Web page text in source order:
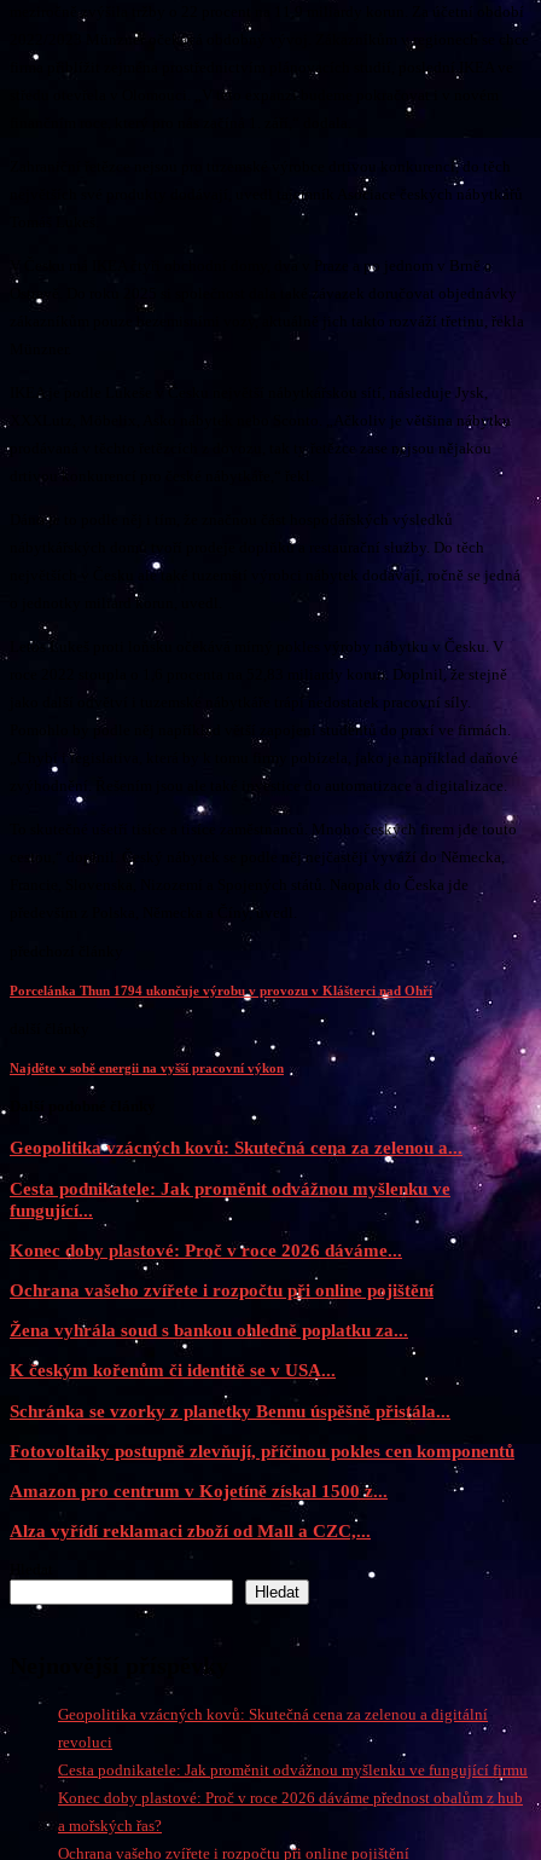
meziročně zvýšila tržby o 22 procent na 11,9 miliardy korun. Za účetní období
2022/2023 Münzner očekává obdobný vývoj. Zákazníkům v regionech se chce
středu otevřela v Olomouci. „V této expanzi budeme pokračovat i v novém
Zahraniční řetězce nejsou pro tuzemské výrobce drtivou konkurencí, do těch
největších své produkty dodávají, uvedl tajemník Asociace českých nábytkářů
V Česku má IKEA čtyři obchodní domy, dva v Praze a po jednom v Brně a
Ostravě. Do roku 2025 si společnost dala také závazek doručovat objednávky
zákazníkům pouze bezemisními vozy, aktuálně jich takto rozváží třetinu, řekla
IKEA je podle Lukeše v Česku největší nábytkářskou sítí, následuje Jysk,
XXXLutz, Möbelix, Asko nábytek nebo Sconto. „Ačkoliv je většina nábytku
prodávaná v těchto řetězcích z dovozu, tak ty řetězce zase nejsou nějakou
drtivou konkurencí pro české nábytkáře,“ řekl.
Dáno je to podle něj i tím, že značnou část hospodářských výsledků
nábytkářských domů tvoří prodeje doplňků a restaurační služby. Do těch
největších v Česku ale také tuzemští výrobci nábytek dodávají, ročně se jedná
o jednotky miliard korun, uvedl.
Letos Lukeš proti loňsku očekává mírný pokles výroby nábytku v Česku. V
roce 2022 stoupla o 1,6 procenta na 52,83 miliardy korun. Doplnil, že stejně
jako další odvětví i tuzemské nábytkáře trápí nedostatek pracovní síly.
Pomohlo by podle něj například větší zapojení studentů do praxí ve firmách.
„Chybí i legislativa, která by k tomu firmy pobízela, jako je například daňové
zvýhodnění. Řešením jsou ale také investice do automatizace a digitalizace.
To skutečné ušetří tisíce a tisíce zaměstnanců. Mnoho českých firem jde touto
cestou,“ doplnil. Český nábytek se podle něj nejčastěji vyváží do Německa,
Francie, Slovenska, Nizozemí a Spojených států. Naopak do Česka jde
především z Polska, Německa a Číny, uvedl.
Porcelánka Thun 1794 ukončuje výrobu v provozu v Klášterci nad Ohří
Najděte v sobě energii na vyšší pracovní výkon
Geopolitika vzácných kovů: Skutečná cena za zelenou a...
Cesta podnikatele: Jak proměnit odvážnou myšlenku ve
fungující...
Konec doby plastové: Proč v roce 2026 dáváme...
Ochrana vašeho zvířete i rozpočtu při online pojištění
Žena vyhrála soud s bankou ohledně poplatku za...
K českým kořenům či identitě se v USA...
Schránka se vzorky z planetky Bennu úspěšně přistála...
Fotovoltaiky postupně zlevňují, příčinou pokles cen komponentů
Amazon pro centrum v Kojetíně získal 1500 z...
Alza vyřídí reklamaci zboží od Mall a CZC,...
Hledat
Nejnovější příspěvky
Geopolitika vzácných kovů: Skutečná cena za zelenou a digitální
revoluci
Cesta podnikatele: Jak proměnit odvážnou myšlenku ve fungující firmu
Konec doby plastové: Proč v roce 2026 dáváme přednost obalům z hub
a mořských řas?
Ochrana vašeho zvířete i rozpočtu při online pojištění